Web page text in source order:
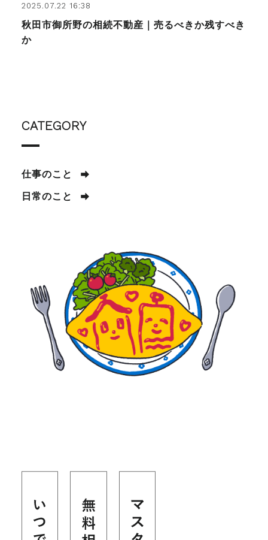
2025.07.22 16:38
秋田市御所野の相続不動産｜売るべきか残すべき
か
CATEGORY
仕事のこと
日常のこと